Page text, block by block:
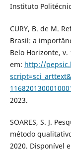
Instituto
CURY, B. de M.
Brasil: a
Belo Horizonte,
em: http://
2023.
SOARES, S. J.
método
2020. Disponível